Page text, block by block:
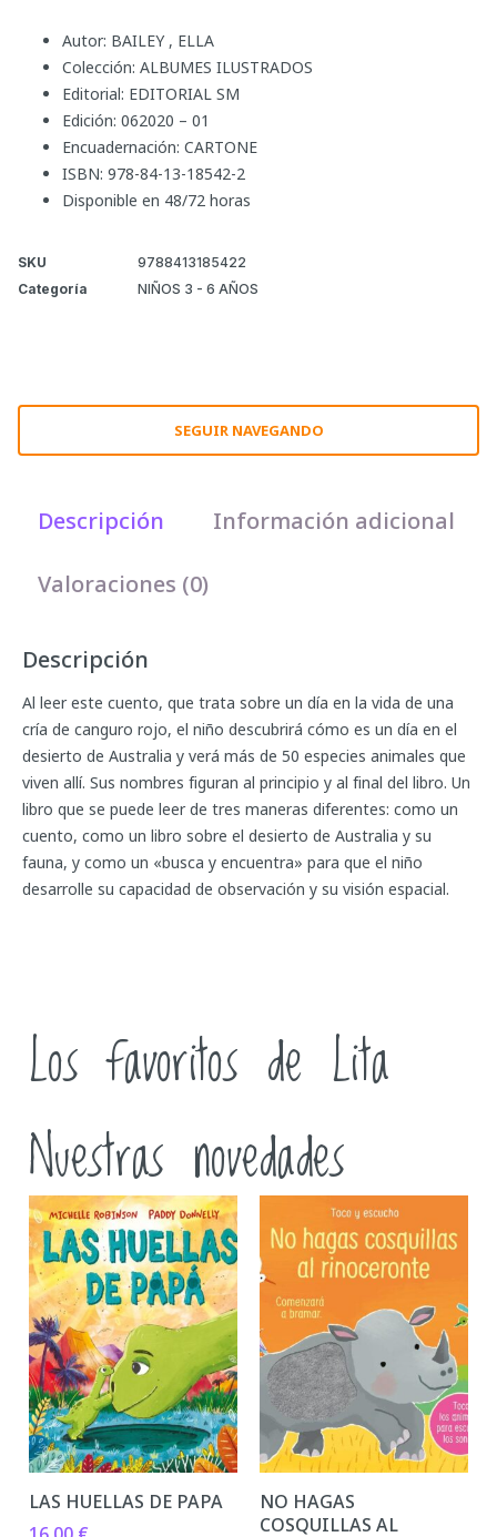
Autor: BAILEY , ELLA
Colección: ALBUMES ILUSTRADOS
Editorial: EDITORIAL SM
Edición: 062020 – 01
Encuadernación: CARTONE
ISBN: 978-84-13-18542-2
Disponible en 48/72 horas
SKU
9788413185422
Categoría
NIÑOS 3 - 6 AÑOS
SEGUIR NAVEGANDO
Descripción Información adicional
Valoraciones (0)
Descripción
Al leer este cuento, que trata sobre un día en la vida de una
cría de canguro rojo, el niño descubrirá cómo es un día en el
desierto de Australia y verá más de 50 especies animales que
viven allí. Sus nombres figuran al principio y al final del libro. Un
libro que se puede leer de tres maneras diferentes: como un
cuento, como un libro sobre el desierto de Australia y su
fauna, y como un «busca y encuentra» para que el niño
desarrolle su capacidad de observación y su visión espacial.
Los favoritos de Lita
Nuestras novedades
LAS HUELLAS DE PAPA
NO HAGAS
COSQUILLAS AL